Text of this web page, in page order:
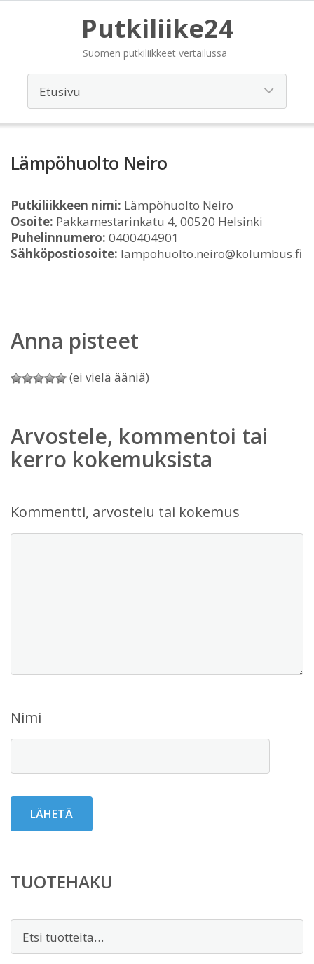
Putkiliike24
Suomen putkiliikkeet vertailussa
Lämpöhuolto Neiro
Putkiliikkeen nimi: Lämpöhuolto Neiro
Osoite: Pakkamestarinkatu 4, 00520 Helsinki
Puhelinnumero: 0400404901
Sähköpostiosoite: lampohuolto.neiro@kolumbus.fi
Anna pisteet
(ei vielä ääniä)
Arvostele, kommentoi tai
kerro kokemuksista
Kommentti, arvostelu tai kokemus
Nimi
TUOTEHAKU